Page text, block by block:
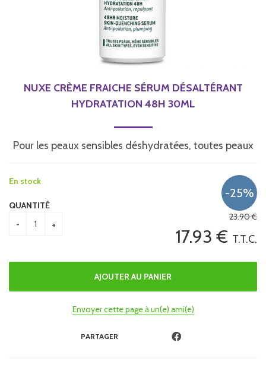
NUXE CRÈME FRAICHE SÉRUM DÉSALTÉRANT
HYDRATATION 48H 30ML
Pour les peaux sensibles déshydratées, toutes peaux
23.90€
17.93 € T.T.C.
En stock
QUANTITÉ
Envoyer cette page à un(e) ami(e)
PARTAGER